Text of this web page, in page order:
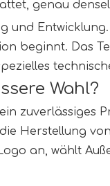
genau
und
beginnt. Das
Wahl?
zuverlässiges
Herstellung
an, wählt